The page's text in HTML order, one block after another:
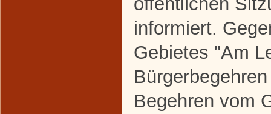
informiert.
Gebietes "Am
Begehren vom